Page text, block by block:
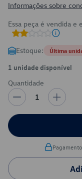
Informações sobre
Essa peça é vendida e
Estoque: Última
1 unidade disponível
Quantidade
1